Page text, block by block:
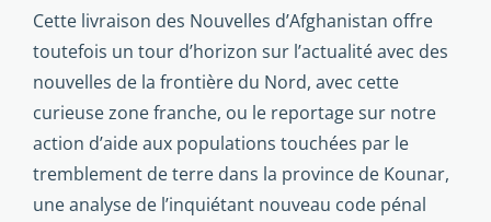
Cette livraison des Nouvelles d’Afghanistan offre
toutefois un tour d’ho­rizon sur l’actualité avec des
nouvelles de la frontière du Nord, avec cette
curieuse zone franche, ou le reportage sur notre
action d’aide aux popula­tions touchées par le
tremblement de terre dans la province de Kounar,
une analyse de l’inquiétant nouveau code pénal